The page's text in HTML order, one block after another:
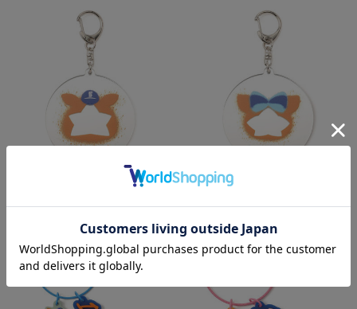
スプレーアート風/ミラーキーホルダ
スプレーアート風/ミラーキーホルダ